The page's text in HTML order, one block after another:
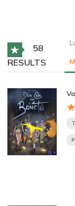
58
RESULTS